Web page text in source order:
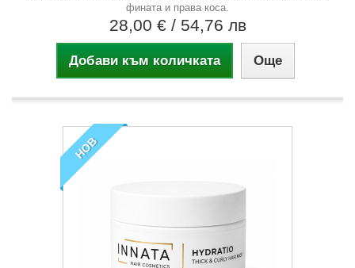
фината и права коса.
28,00 € / 54,76 лв
Добави към количката Още
НОВ